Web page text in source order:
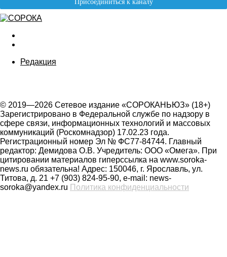
Редакция
© 2019—2026 Сетевое издание «СОРОКАНЬЮЗ» (18+)
Зарегистрировано в Федеральной службе по надзору в
сфере связи, информационных технологий и массовых
коммуникаций (Роскомнадзор) 17.02.23 года.
Регистрационный номер Эл № ФС77-84744. Главный
редактор: Демидова О.В. Учредитель: ООО «Омега». При
цитировании материалов гиперссылка на www.soroka-
news.ru обязательна! Адрес: 150046, г. Ярославль, ул.
Титова, д. 21 +7 (903) 824-95-90, e-mail: news-
soroka@yandex.ru Политика конфиденциальности